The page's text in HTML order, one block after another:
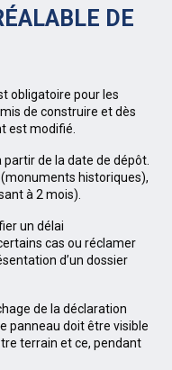
DE
obligatoire pour les
de construire et dès
est modifié.
de la date de dépôt.
historiques),
à 2 mois).
un délai
cas ou réclamer
d’un dossier
de la déclaration
panneau doit être visible
terrain et ce, pendant